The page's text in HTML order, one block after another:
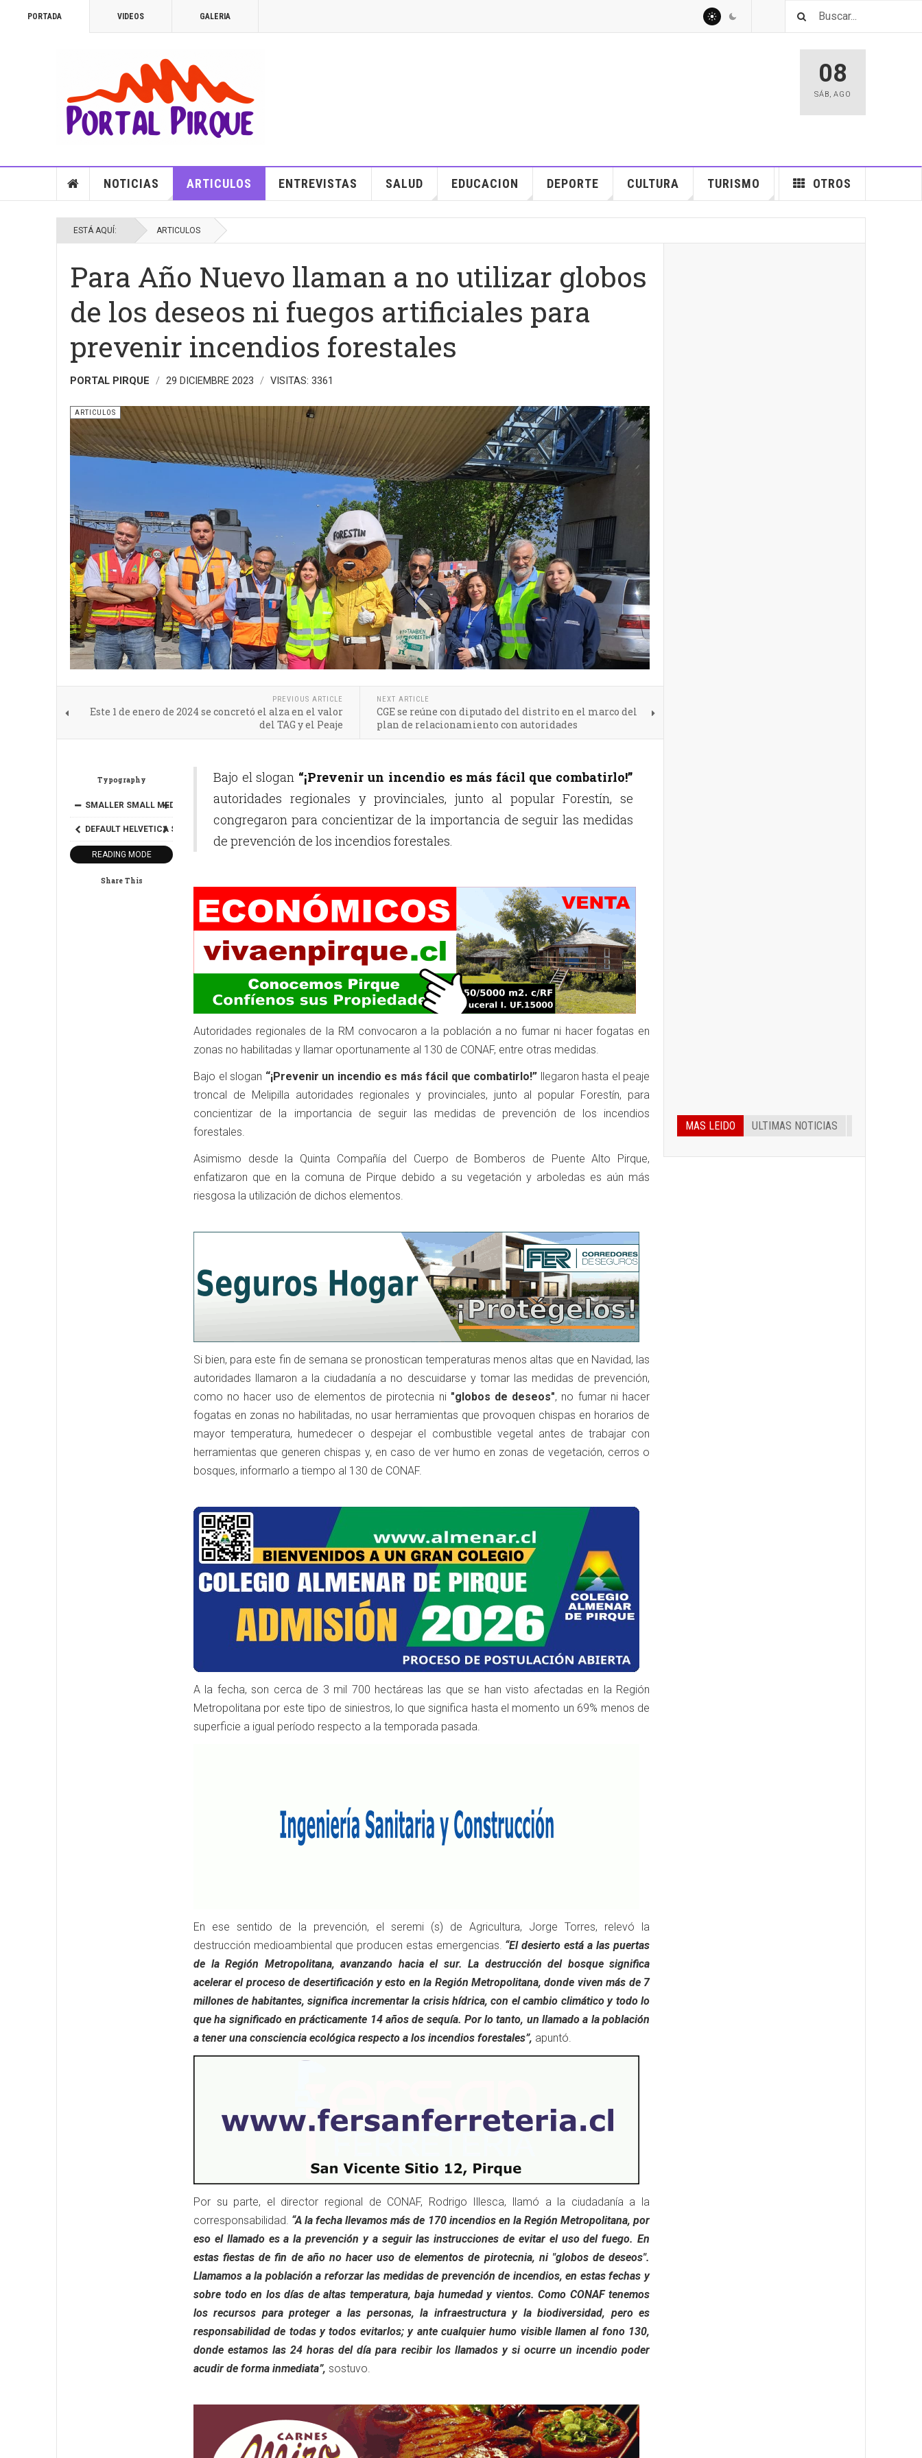
PORTADA VIDEOS GALERIA
08
SÁB, AGO
NOTICIAS ARTICULOS ENTREVISTAS SALUD EDUCACION DEPORTE CULTURA TURISMO OTROS
ESTÁ AQUÍ: ARTICULOS
Para Año Nuevo llaman a no utilizar globos
de los deseos ni fuegos artificiales para
prevenir incendios forestales
PORTAL PIRQUE 29 DICIEMBRE 2023 VISITAS: 3361
ARTICULOS
PREVIOUS ARTICLE
Este 1 de enero de 2024 se concretó el alza en el valor
del TAG y el Peaje
NEXT ARTICLE
CGE se reúne con diputado del distrito en el marco del
plan de relacionamiento con autoridades
Typography
SMALLER SMALL MEDIUM BIGGER
DEFAULT HELVETICA SEGOE GEORGIA TIMES
READING MODE
Share This
Bajo el slogan “¡Prevenir un incendio es más fácil que combatirlo!”
autoridades regionales y provinciales, junto al popular Forestín, se
congregaron para concientizar de la importancia de seguir las medidas
de prevención de los incendios forestales.
Autoridades regionales de la RM convocaron a la población a no fumar ni hacer fogatas en
zonas no habilitadas y llamar oportunamente al 130 de CONAF, entre otras medidas.
Bajo el slogan “¡Prevenir un incendio es más fácil que combatirlo!” llegaron hasta el peaje
troncal de Melipilla autoridades regionales y provinciales, junto al popular Forestín, para
concientizar de la importancia de seguir las medidas de prevención de los incendios
forestales.
Asimismo desde la Quinta Compañía del Cuerpo de Bomberos de Puente Alto Pirque,
enfatizaron que en la comuna de Pirque debido a su vegetación y arboledas es aún más
riesgosa la utilización de dichos elementos.
Si bien, para este fin de semana se pronostican temperaturas menos altas que en Navidad, las
autoridades llamaron a la ciudadanía a no descuidarse y tomar las medidas de prevención,
como no hacer uso de elementos de pirotecnia ni"globos de deseos", no fumar ni hacer
fogatas en zonas no habilitadas, no usar herramientas que provoquen chispas en horarios de
mayor temperatura, humedecer o despejar el combustible vegetal antes de trabajar con
herramientas que generen chispas y, en caso de ver humo en zonas de vegetación, cerros o
bosques, informarlo a tiempo al 130 de CONAF.
A la fecha, son cerca de 3 mil 700 hectáreas las que se han visto afectadas en la Región
Metropolitana por este tipo de siniestros, lo que significa hasta el momento un 69% menos de
superficie a igual período respecto a la temporada pasada.
En ese sentido de la prevención, el seremi (s) de Agricultura, Jorge Torres, relevó la
destrucción medioambiental que producen estas emergencias. “El desierto está a las puertas
de la Región Metropolitana, avanzando hacia el sur. La destrucción del bosque significa
acelerar el proceso de desertificación y esto en la Región Metropolitana, donde viven más de 7
millones de habitantes, significa incrementar la crisis hídrica, con el cambio climático y todo lo
que ha significado en prácticamente 14 años de sequía. Por lo tanto, un llamado a la población
a tener una consciencia ecológica respecto a los incendios forestales”, apuntó.
Por su parte, el director regional de CONAF, Rodrigo Illesca, llamó a la ciudadanía a la
corresponsabilidad. “A la fecha llevamos más de 170 incendios en la Región Metropolitana, por
eso el llamado es a la prevención y a seguir las instrucciones de evitar el uso del fuego. En
estas fiestas de fin de año no hacer uso de elementos de pirotecnia, ni "globos de deseos".
Llamamos a la población a reforzar las medidas de prevención de incendios, en estas fechas y
sobre todo en los días de altas temperatura, baja humedad y vientos. Como CONAF tenemos
los recursos para proteger a las personas, la infraestructura y la biodiversidad, pero es
responsabilidad de todas y todos evitarlos; y ante cualquier humo visible llamen al fono 130,
donde estamos las 24 horas del día para recibir los llamados y si ocurre un incendio poder
acudir de forma inmediata”, sostuvo.
MAS LEIDO ULTIMAS NOTICIAS